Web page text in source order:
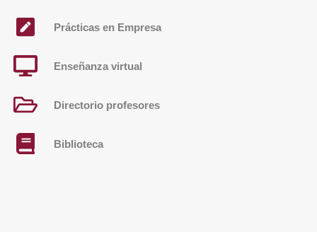
Prácticas en Empresa
Enseñanza virtual
Directorio profesores
Biblioteca